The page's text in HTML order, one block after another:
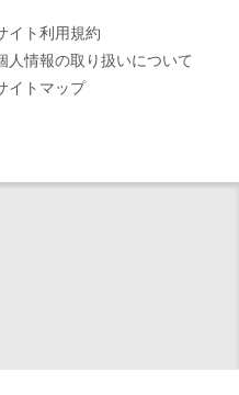
イト利用規約
人情報の取り扱いについて
イトマップ